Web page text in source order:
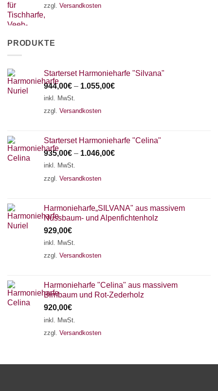
zzgl. Versandkosten
PRODUKTE
Starterset Harmonieharfe "Silvana"
944,00€ – 1.055,00€
inkl. MwSt.
zzgl. Versandkosten
Starterset Harmonieharfe "Celina"
935,00€ – 1.046,00€
inkl. MwSt.
zzgl. Versandkosten
Harmonieharfe„SILVANA" aus massivem
Nussbaum- und Alpenfichtenholz
929,00€
inkl. MwSt.
zzgl. Versandkosten
Harmonieharfe "Celina" aus massivem
Birnbaum und Rot-Zederholz
920,00€
inkl. MwSt.
zzgl. Versandkosten